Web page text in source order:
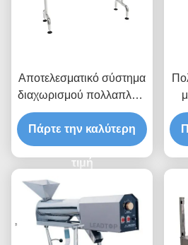
Αποτελεσματικό σύστημα
διαχωρισμού πολλαπλών
λωρίδων με πνευματική
σύσφιξη και αισθητήρες
κατά των παρεμβολών για
ακριβές χειρισμό υλικών
Πάρτε την καλύτερη
τιμή